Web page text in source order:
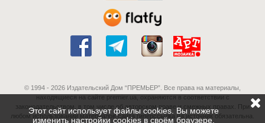
© 1994 - 2026 Издательский Дом “ПРЕМЬЕР”. Все права на материалы,
находящиеся на сайте premier.ua, охраняются в соответствии с
законодательством, в том числе об авторском праве и смежных правах. При
любом использовании материалов сайта гиперссылка на источник обязательна.
Этот сайт использует файлы cookies. Вы можете
изменить настройки cookies в своём браузере.